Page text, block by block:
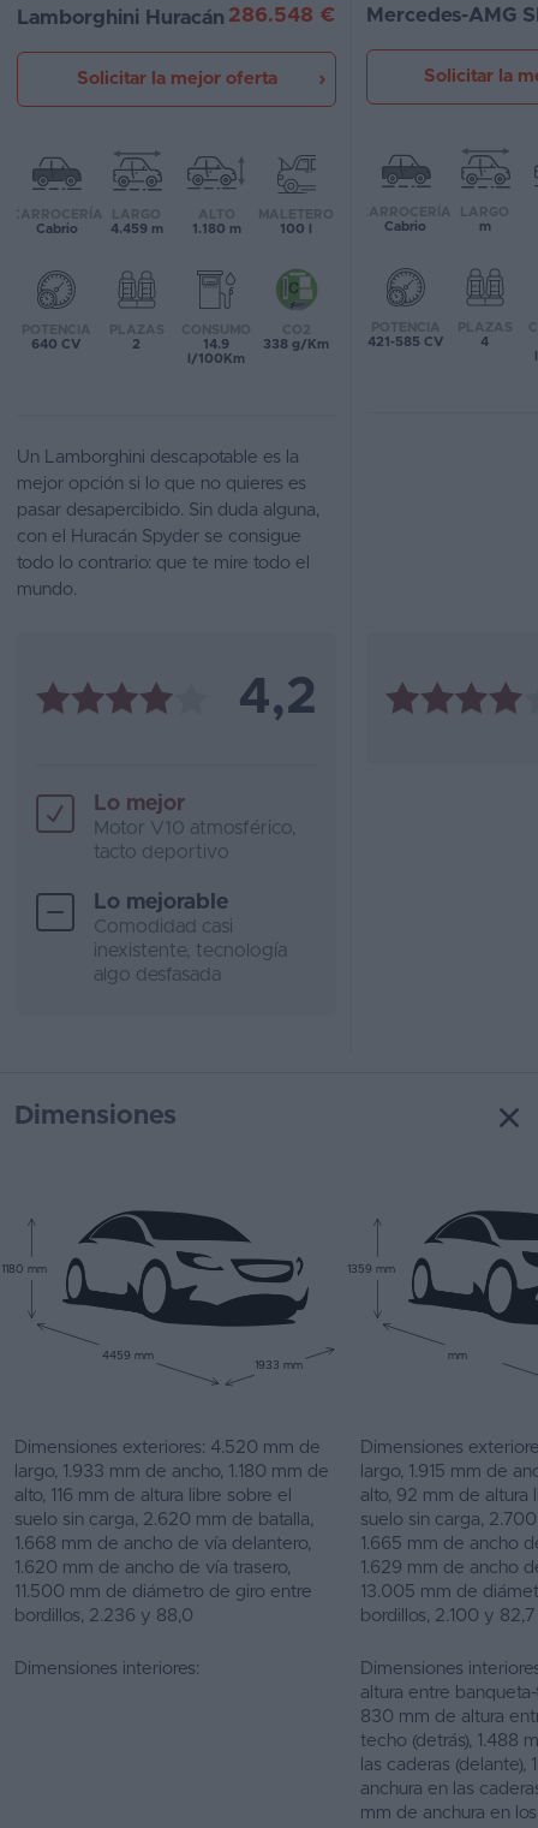
de
opiniones
compra
Comparador
Concesionarios
Vender
Ventas
de
coches
2026
Lamborghini Huracán Evo Spyder
286.548 €
Solicitar la mejor oferta
CARROCERÍA
Cabrio
LARGO
4.459 m
ALTO
1.180 m
MALETERO
100 l
POTENCIA
640 CV
PLAZAS
2
CONSUMO
14.9
l/100Km
CO2
338 g/Km
Mercedes-AMG
Solicitar la
CARROCERÍA
Cabrio
LARGO
m
POTENCIA
421-585 CV
PLAZAS
4
Un Lamborghini descapotable es la
mejor opción si lo que no quieres es
pasar desapercibido. Sin duda alguna,
con el Huracán Spyder se consigue
todo lo contrario: que te mire todo el
mundo.
4,2
Lo mejor
Motor V10 atmosférico,
tacto deportivo
Lo mejorable
Comodidad casi
inexistente, tecnología
algo desfasada
Dimensiones
1180 mm
4459 mm
1933 mm
1359 mm
mm
Dimensiones exteriores: 4.520 mm de
largo, 1.933 mm de ancho, 1.180 mm de
alto, 116 mm de altura libre sobre el
suelo sin carga, 2.620 mm de batalla,
1.668 mm de ancho de vía delantero,
1.620 mm de ancho de vía trasero,
11.500 mm de diámetro de giro entre
bordillos, 2.236 y 88,0
Dimensiones
largo, 1.915 mm de
alto, 92 mm de altura
suelo sin carga,
1.665 mm de ancho
1.629 mm de ancho
13.005 mm de
bordillos, 2.100 y 82,7
Dimensiones interiores:
Dimensiones
altura entre
830 mm de altura
techo (detrás), 1.488
las caderas (delante),
anchura en las
mm de anchura en